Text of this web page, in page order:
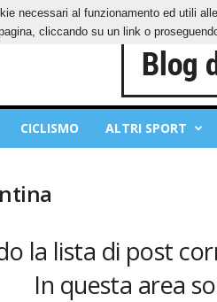
PRIVACY POLICY
CICLISMO ALTRI SPORT
la lista di post
In questa area
necessari al funzionamento ed utili
cliccando su un link o